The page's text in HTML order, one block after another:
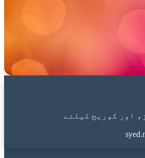
اور کوریج کیلئے